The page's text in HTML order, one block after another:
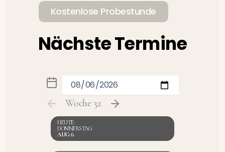
Kostenlose Probestunde
Nächste Termine
Woche 32
DONNERSTAG
AUG 6